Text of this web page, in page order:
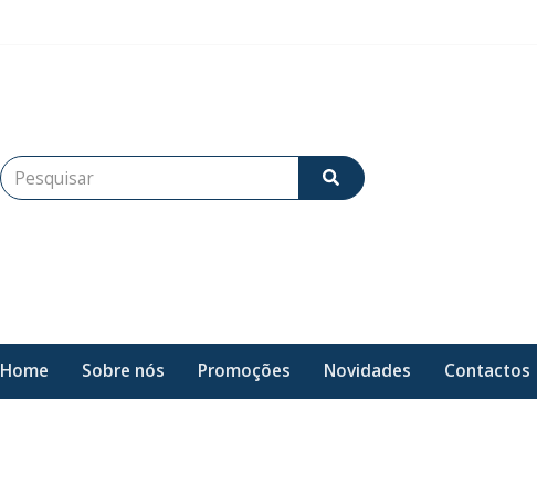
Home Sobre nós Promoções Novidades Contactos